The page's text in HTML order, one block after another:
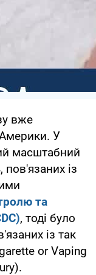
вже
У
масштабний
із
та
, тоді було
із так
or Vaping